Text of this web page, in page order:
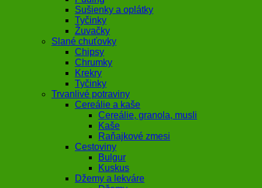
Sušienky a oplátky
Tyčinky
Žuvačky
Slané chuťovky
Chipsy
Chrumky
Krekry
Tyčinky
Trvanlivé potraviny
Cereálie a kaše
Cereálie, granola, musli
Kaše
Raňajkové zmesi
Cestoviny
Bulgur
Kuskus
Džemy a lekváre